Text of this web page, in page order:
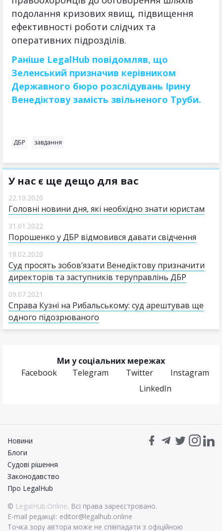
подолання кризових явищ, підвищення
ефективності роботи слідчих та
оперативних підрозділів.
Раніше LegalHub повідомляв, що
Зеленський призначив керівником
Державного бюро розслідувань Ірину
Венедіктову замість звільненого Труби.
ДБР завдання
У нас є ще дещо для вас
22.10.2020
Головні новини дня, які необхідно знати юристам
31.01.2022
Порошенко у ДБР відмовився давати свідчення
18.02.2020
Суд просять зобов’язати Венедіктову призначити
директорів та заступників теруправлінь ДБР
09.07.2021
Справа Кузні на Рибальському: суд арештував ще
одного підозрюваного
Ми у соціальних мережах
Facebook
Telegram Twitter
Instagram
LinkedIn
© LegalHub.Online. Всі права зареєстровано.
E-mail редакції: editor@legalhub.online
Точка зору автора може не співпадати з офіційною
Новини
Блоги
Судові рішення
Законодавство
Про LegalHub